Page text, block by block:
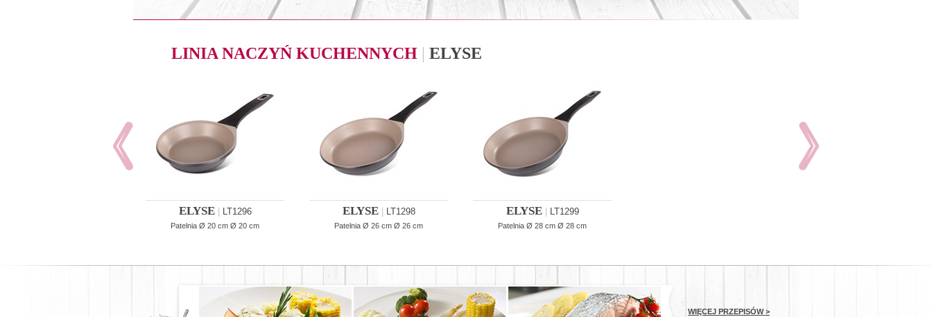
LINIA NACZYŃ KUCHENNYCH | ELYSE
ELYSE| LT1296
Patelnia Ø 20 cm Ø 20 cm
ELYSE| LT1298
Patelnia Ø 26 cm Ø 26 cm
ELYSE| LT1299
Patelnia Ø 28 cm Ø 28 cm
WIĘCEJ PRZEPISÓW >